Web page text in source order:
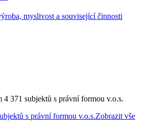
myslivost a související činnosti
4 371 subjektů s právní formou v.o.s.
s právní formou v.o.s.Zobrazit vše